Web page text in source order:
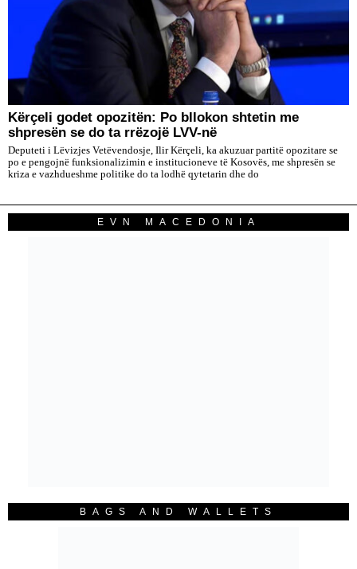
Kërçeli godet opozitën: Po bllokon shtetin me
shpresën se do ta rrëzojë LVV-në
Deputeti i Lëvizjes Vetëvendosje, Ilir Kërçeli, ka akuzuar partitë opozitare se
po e pengojnë funksionalizimin e institucioneve të Kosovës, me shpresën se
kriza e vazhdueshme politike do ta lodhë qytetarin dhe do
EVN MACEDONIA
BAGS AND WALLETS